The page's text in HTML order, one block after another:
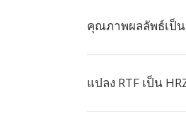
คุณภาพผลลัพธ์เป็น
แปลง RTF เป็น